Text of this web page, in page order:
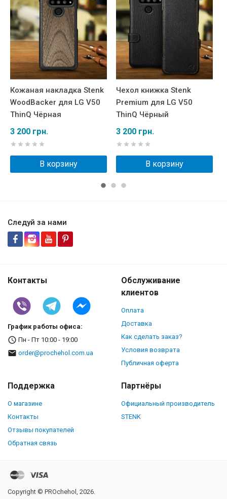
Кожаная накладка Stenk
WoodBacker для LG V50
ThinQ Чёрная
3 200 грн.
В корзину
Чехол книжка Stenk
Premium для LG V50
ThinQ Чёрный
3 200 грн.
В корзину
Следуй за нами
Контакты
График работы офиса:
Пн - Пт 10:00 - 19:00
order@prochehol.com.ua
Обслуживание
клиентов
Оплата
Доставка
Как сделать заказ?
Условия возврата
Публичная оферта
Поддержка
О магазине
Контакты
Отзывы покупателей
Обратная связь
Партнёры
Официальный производитель
STENK
Copyright © PROchehol, 2026.